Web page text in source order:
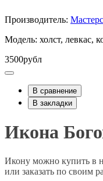
Производитель:
Модель: холст, левкас,
3500рубл
В сравнение
В закладки
Икона
Икону можно купить в
или заказать по своим